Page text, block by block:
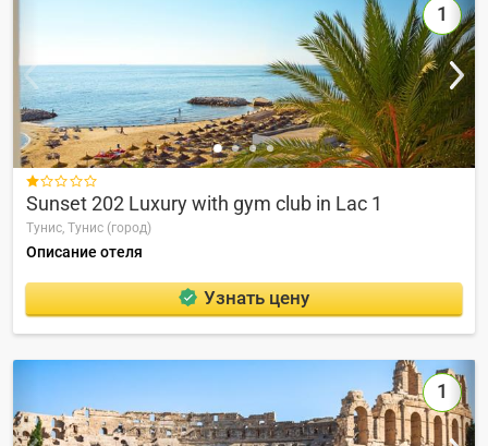
1

Sunset 202 Luxury with gym club in Lac 1
Тунис, Тунис (город)
Описание отеля
Узнать цену
1